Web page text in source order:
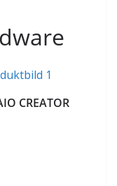
CREATOR